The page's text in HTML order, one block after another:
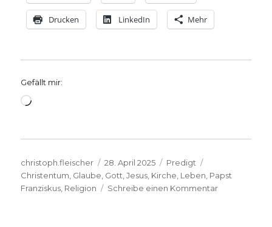
Drucken LinkedIn Mehr
Gefällt mir:
Wird
Autor
christoph.fleischer
Veröffentlicht
am
28. April 2025 Kategorien
Predigt
Christentum Glaube Gott ,Jesus Kirche Leben Papst
Franziskus Religion Schreibe einen Kommentarzu